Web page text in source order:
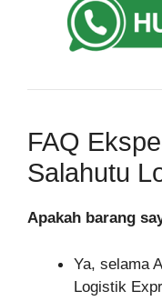
FAQ
Salahutu
Apakah barang
Ya, selama
Logistik